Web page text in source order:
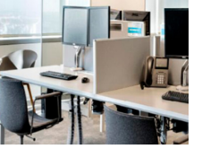
oficinas en Argentina.
fue inaugurada en julio